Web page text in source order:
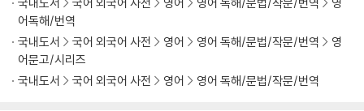
어독해/번역
국내도서
국어 외국어 사전 영어 영어 독해/문법/작문/번역
영
어문고/시리즈
국내도서
국어 외국어 사전 영어 영어 독해/문법/작문/번역